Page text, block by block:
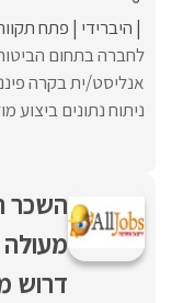
היברידי פתח
לחברה בתחום
אנליסט/ית בקרה
ניתוח נתונים ביצוע
השכר
דרוש